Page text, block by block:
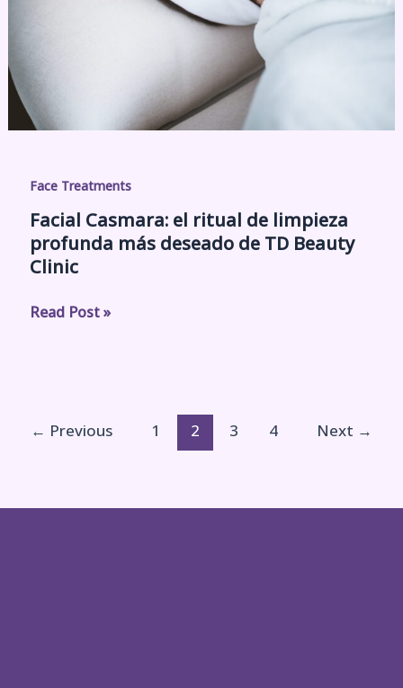
Face Treatments
Facial Casmara: el ritual de limpieza
profunda más deseado de TD Beauty
Clinic
Read Post »
← Previous 1 2 3 4 Next →